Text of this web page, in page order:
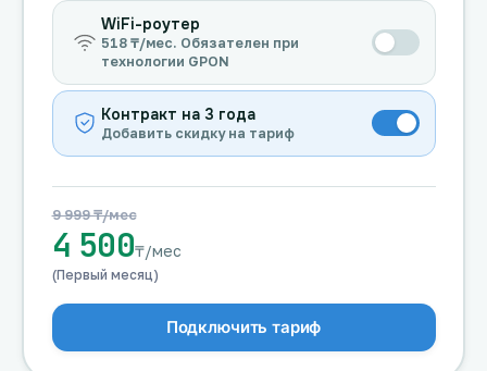
WiFi-роутер
518 ₸/мес. Обязателен при
технологии GPON
Контракт на 3 года
Добавить скидку на тариф
9 999 ₸/мес
4 500₸/мес
(Первый месяц)
Подключить тариф